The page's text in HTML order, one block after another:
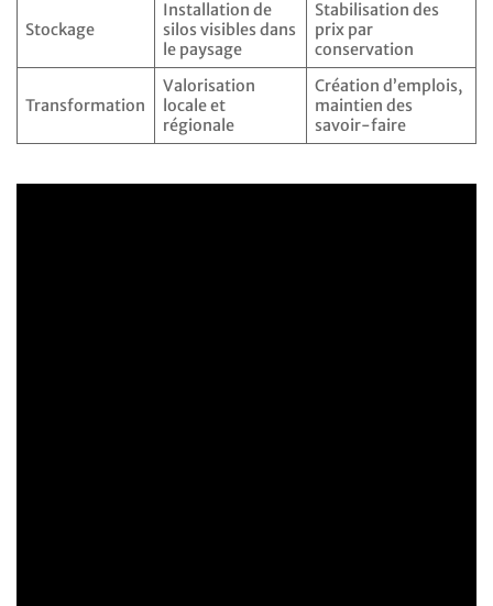
Stockage
Installation de
silos visibles dans
le paysage
Stabilisation des
prix par
conservation
Transformation
Valorisation
locale et
régionale
Création d’emplois,
maintien des
savoir-faire